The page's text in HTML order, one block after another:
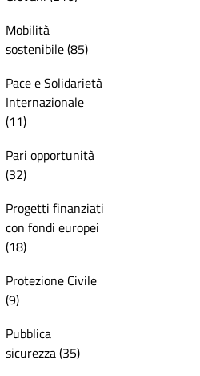
Mobilità
sostenibile (85)
Pace e Solidarietà
Internazionale
(11)
Pari opportunità
(32)
Progetti finanziati
con fondi europei
(18)
Protezione Civile
(9)
Pubblica
sicurezza (35)